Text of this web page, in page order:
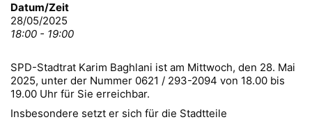
Datum/Zeit
28/05/2025
18:00 - 19:00
SPD-Stadtrat Karim Baghlani ist am Mittwoch, den 28. Mai
2025, unter der Nummer 0621 / 293-2094 von 18.00 bis
19.00 Uhr für Sie erreichbar.
Insbesondere setzt er sich für die Stadtteile